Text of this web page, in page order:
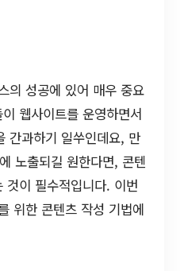
의 성공에 있어 매우 중요
웹사이트를 운영하면서
간과하기 일쑤인데요, 만
노출되길 원한다면, 콘텐
것이 필수적입니다. 이번
위한 콘텐츠 작성 기법에